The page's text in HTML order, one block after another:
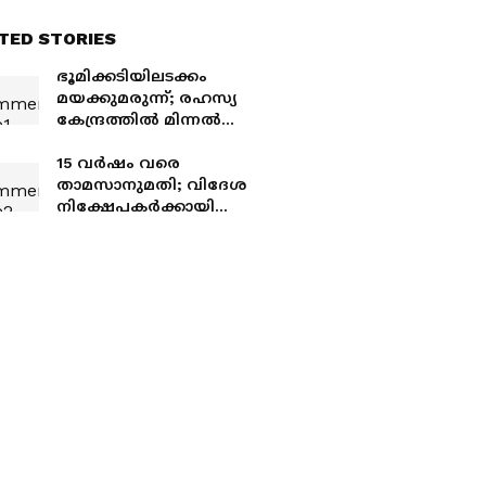
STORIES
ഭൂമിക്കടിയിലടക്കം
മയക്കുമരുന്ന്; രഹസ്യ
കേന്ദ്രത്തിൽ മിന്നൽ
ദിനാർ വിലമതിക്കുന്ന
ലഹരി ഗുളികകൾ
പിടിച്ചെടുത്തു
15 വർഷം വരെ
താമസാനുമതി; വിദേശ
നിക്ഷേപകർക്കായി